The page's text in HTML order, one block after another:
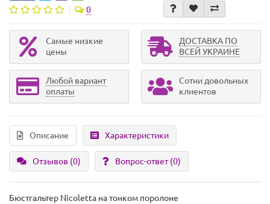
0
Самые низкие
цены
ДОСТАВКА ПО
ВСЕЙ УКРАИНЕ
Любой вариант
оплаты
Сотни довольных
клиентов
Описание Характеристики
Отзывов (0) Вопрос-ответ(0)
Бюстгальтер Nicoletta на тонком поролоне